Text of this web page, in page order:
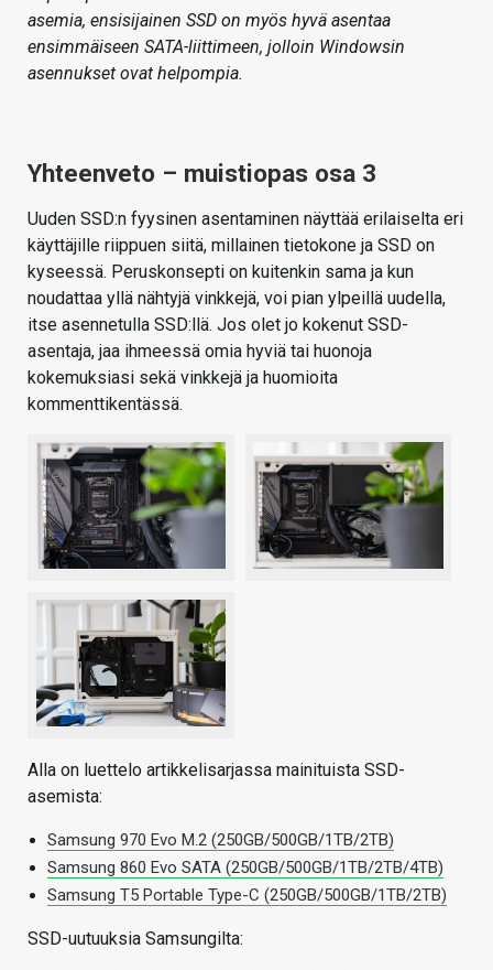
asemia, ensisijainen SSD on myös hyvä asentaa
ensimmäiseen SATA-liittimeen, jolloin Windowsin
asennukset ovat helpompia.
Yhteenveto – muistiopas osa 3
Uuden SSD:n fyysinen asentaminen näyttää erilaiselta eri
käyttäjille riippuen siitä, millainen tietokone ja SSD on
kyseessä. Peruskonsepti on kuitenkin sama ja kun
noudattaa yllä nähtyjä vinkkejä, voi pian ylpeillä uudella,
itse asennetulla SSD:llä. Jos olet jo kokenut SSD-
asentaja, jaa ihmeessä omia hyviä tai huonoja
kokemuksiasi sekä vinkkejä ja huomioita
kommenttikentässä.
Alla on luettelo artikkelisarjassa mainituista SSD-
asemista:
Samsung 970 Evo M.2 (250GB/500GB/1TB/2TB)
Samsung 860 Evo SATA (250GB/500GB/1TB/2TB/4TB)
Samsung T5 Portable Type-C (250GB/500GB/1TB/2TB)
SSD-uutuuksia Samsungilta: